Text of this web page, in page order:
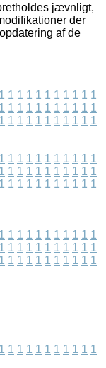
jævnligt,
der
af de
1 1 1 1 1 1 1 1 1 1 1
1 1 1 1 1 1 1 1 1 1 1
1 1 1 1 1 1 1 1 1 1 1
1 1 1 1 1 1 1 1 1 1 1
1 1 1 1 1 1 1 1 1 1 1
1 1 1 1 1 1 1 1 1 1 1
1 1 1 1 1 1 1 1 1 1 1
1 1 1 1 1 1 1 1 1 1 1
1 1 1 1 1 1 1 1 1 1 1
1 1 1 1 1 1 1 1 1 1 1